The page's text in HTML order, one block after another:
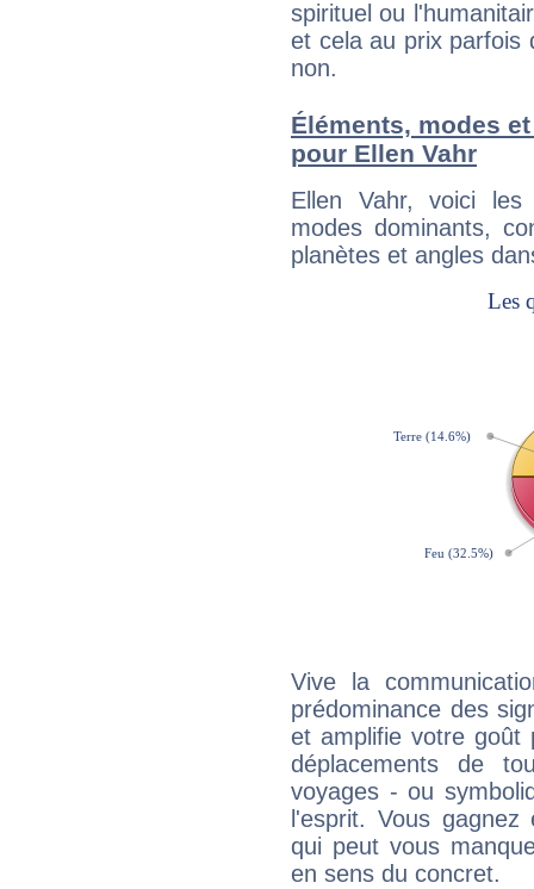
spirituel ou
et cela au prix parfois
non.
Éléments, modes
pour Ellen Vahr
Ellen Vahr, voici
modes dominants,
planètes et angles
Vive la
prédominance des
et amplifie votre goût
déplacements de
voyages - ou
l'esprit. Vous
qui peut vous
en sens du concret.